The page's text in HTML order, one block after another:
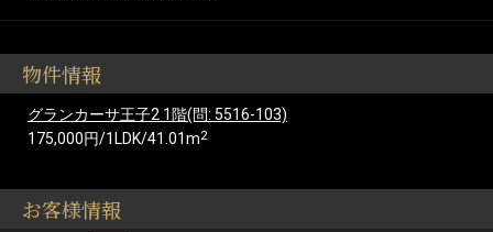
物件情報
グランカーサ王子2 1階(問: 5516-103)
175,000円/1LDK/41.01m2
お客様情報